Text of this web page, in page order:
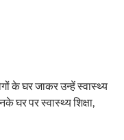
के घर जाकर उन्हें स्वास्थ्य
घर पर स्वास्थ्य शिक्षा,